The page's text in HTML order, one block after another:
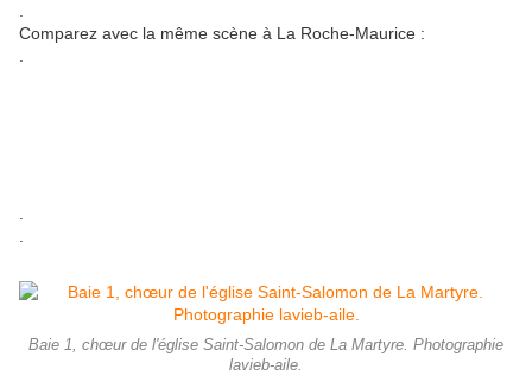
Comparez avec la même scène à La Roche-Maurice :
Baie 1, chœur de l'église Saint-Salomon de La Martyre. Photographie
lavieb-aile.